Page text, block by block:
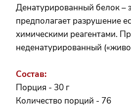
Денатурированный белок –
предполагает разрушение
химическими реагентами.
неденатурированный
Состав:
Порция - 30 г
Количество порций - 76